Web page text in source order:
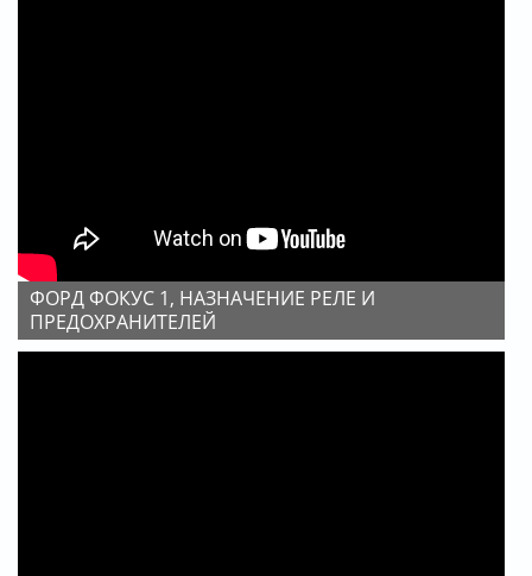
ФОРД ФОКУС 1, НАЗНАЧЕНИЕ РЕЛЕ И
ПРЕДОХРАНИТЕЛЕЙ